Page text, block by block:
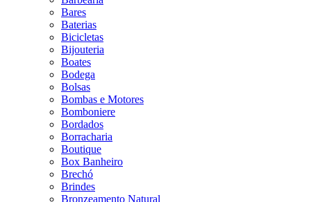
Bares
Baterias
Bicicletas
Bijouteria
Boates
Bodega
Bolsas
Bombas e Motores
Bomboniere
Bordados
Borracharia
Boutique
Box Banheiro
Brechó
Brindes
Bronzeamento Natural